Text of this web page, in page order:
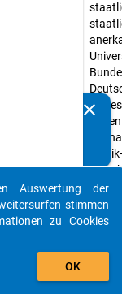
clear
auto_stories
add_shopping_cart
Auswertung der
stimmen
zu Cookies
OK